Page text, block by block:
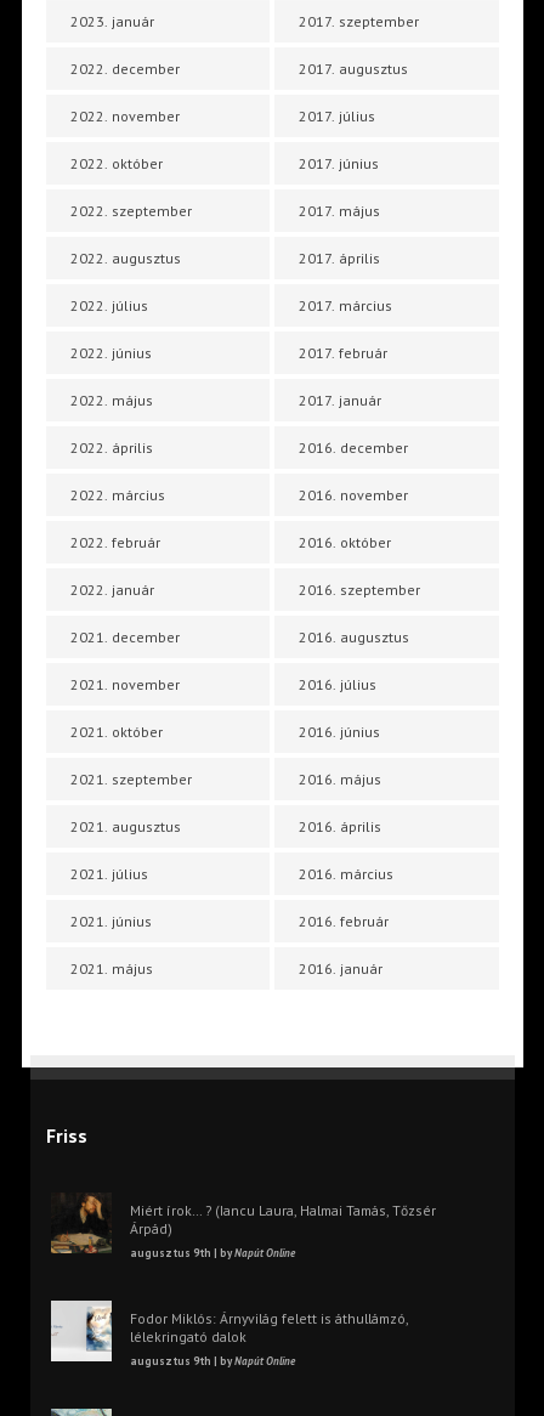
2023. január
2022. december
2022. november
2022. október
2022. szeptember
2022. augusztus
2022. július
2022. június
2022. május
2022. április
2022. március
2022. február
2022. január
2021. december
2021. november
2021. október
2021. szeptember
2021. augusztus
2021. július
2021. június
2021. május
2017. szeptember
2017. augusztus
2017. július
2017. június
2017. május
2017. április
2017. március
2017. február
2017. január
2016. december
2016. november
2016. október
2016. szeptember
2016. augusztus
2016. július
2016. június
2016. május
2016. április
2016. március
2016. február
2016. január
Friss
Miért írok… ? (Iancu Laura, Halmai Tamás, Tőzsér
Árpád)
augusztus 9th | byNapút Online
Fodor Miklós: Árnyvilág felett is áthullámzó,
lélekringató dalok
augusztus 9th | byNapút Online